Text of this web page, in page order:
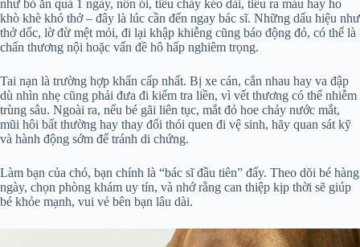
như bỏ ăn quá 1 ngày, nôn ói, tiêu chảy kéo dài, tiểu ra máu hay ho
khò khè khó thở – đây là lúc cần đến ngay bác sĩ. Những dấu hiệu như
thở dốc, lờ đừ mệt mỏi, đi lại khập khiễng cũng báo động đỏ, có thể là
chấn thương nội hoặc vấn đề hô hấp nghiêm trọng.
Tai nạn là trường hợp khẩn cấp nhất. Bị xe cán, cắn nhau hay va đập
dù nhìn nhẹ cũng phải đưa đi kiểm tra liền, vì vết thương có thể nhiễm
trùng sâu. Ngoài ra, nếu bé gãi liên tục, mắt đỏ hoe chảy nước mắt,
mũi hôi bất thường hay thay đổi thói quen đi vệ sinh, hãy quan sát kỹ
và hành động sớm để tránh di chứng.
Làm bạn của chó, bạn chính là “bác sĩ đầu tiên” đấy. Theo dõi bé hàng
ngày, chọn phòng khám uy tín, và nhớ rằng can thiệp kịp thời sẽ giúp
bé khỏe mạnh, vui vẻ bên bạn lâu dài.